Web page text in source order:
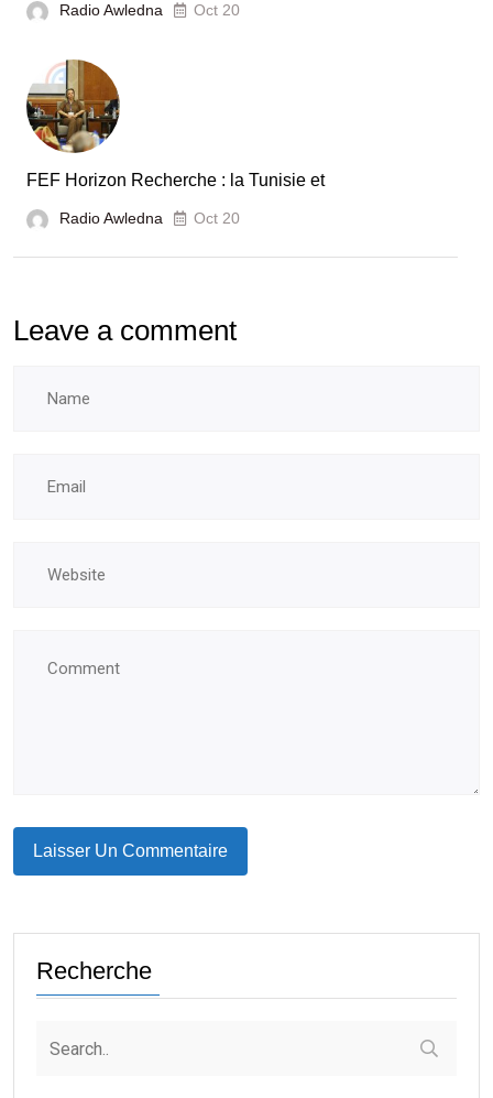
Radio Awledna Oct 20
FEF Horizon Recherche : la Tunisie et
Radio Awledna Oct 20
Leave a comment
Recherche